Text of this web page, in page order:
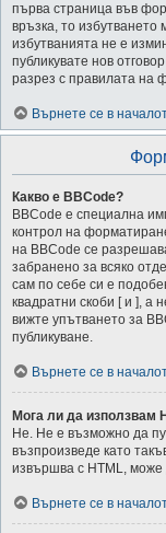
първа страница във
връзка, то
избутванията не е
публикувате нов
разрез с правилата на
Върнете се в
Какво е BBCode?
BBCode е специална
контрол на
на BBCode се
забранено за всяко
сам по себе си е
квадратни скоби [ и ], а
вижте упътването за
публикуване.
Върнете се в
Мога ли да използвам
Не. Не е възможно да
възпроизведе като
извършва с HTML, може
Върнете се в